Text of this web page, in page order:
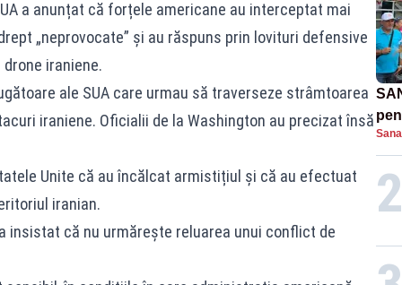
a anunțat că forțele americane au interceptat mai
„neprovocate” și au răspuns prin lovituri defensive
iraniene.
ale SUA care urmau să traverseze strâmtoarea
iraniene. Oficialii de la Washington au precizat însă
Unite că au încălcat armistițiul și că au efectuat
iranian.
insistat că nu urmărește reluarea unui conflict de
2